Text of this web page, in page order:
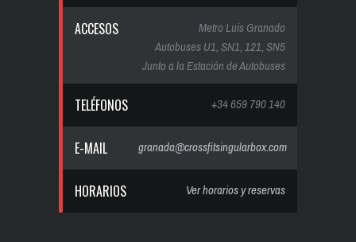
ACCESOS
Metro Luis Granado
Autobuses U1, SN1, 121, SN5
Junto a la Estación de Autobuses
TELÉFONOS +34 659 790 140
E-MAIL granada@crossfitsingularbox.com
HORARIOS Ver horarios y reservas